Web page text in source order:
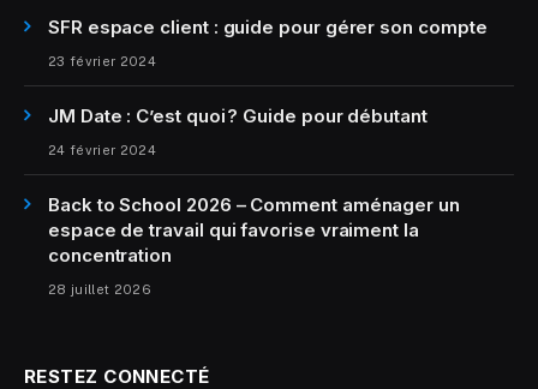
SFR espace client : guide pour gérer son compte
23 février 2024
JM Date : C’est quoi ? Guide pour débutant
24 février 2024
Back to School 2026 – Comment aménager un
espace de travail qui favorise vraiment la
concentration
28 juillet 2026
RESTEZ CONNECTÉ